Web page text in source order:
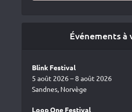
Événements à
Blink Festival
5 août 2026 – 8 août 2026
Sandnes, Norvège
Loop One Festival